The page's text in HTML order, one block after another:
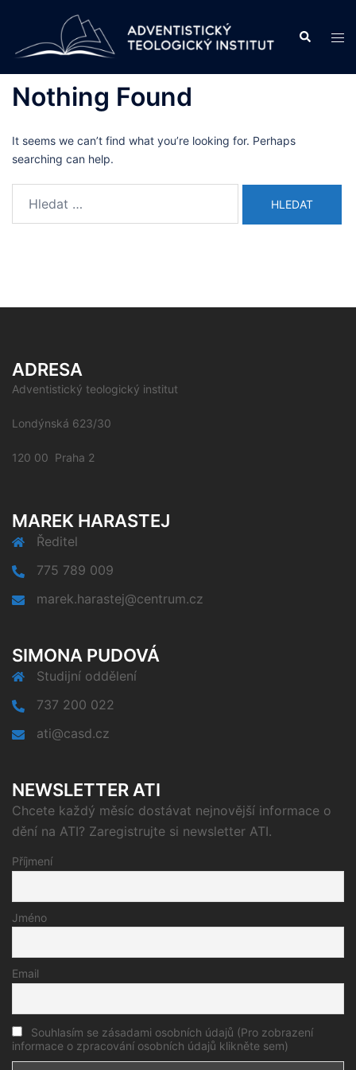
content
Search
Nothing Found
It seems we can’t find what you’re looking for. Perhaps
searching can help.
ADRESA
Adventistický teologický institut
Londýnská 623/30
120 00 Praha 2
MAREK HARASTEJ
Ředitel
775 789 009
marek.harastej@centrum.cz
SIMONA PUDOVÁ
Studijní oddělení
737 200 022
ati@casd.cz
NEWSLETTER ATI
Chcete každý měsíc dostávat nejnovější informace o
dění na ATI? Zaregistrujte si newsletter ATI.
Příjmení
Jméno
Email
Souhlasím se zásadami osobních údajů (Pro zobrazení
informace o zpracování osobních údajů klikněte sem)